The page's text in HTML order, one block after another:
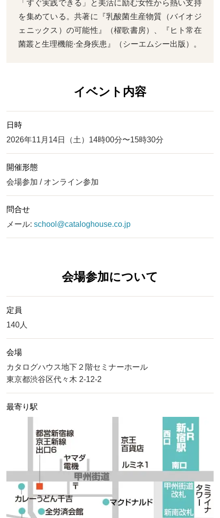
「すぐ実践できる」と美活に励む女性から熱い支持
を集めている。共著に『乳酸菌生産物質（バイオジ
ェニックス）の可能性』（櫂歌書房）、『ヒト常在
菌叢と生理機能·全身疾患』（シーエムシー出版）。
イベント内容
日時
2026年11月14日（土）14時00分〜15時30分
開催形態
会場参加 / オンライン参加
問合せ
メール:school@cataloghouse.co.jp
会場参加について
定員
140人
会場
カタログハウス地下２階セミナーホール
東京都渋谷区代々木 2-12-2
最寄り駅